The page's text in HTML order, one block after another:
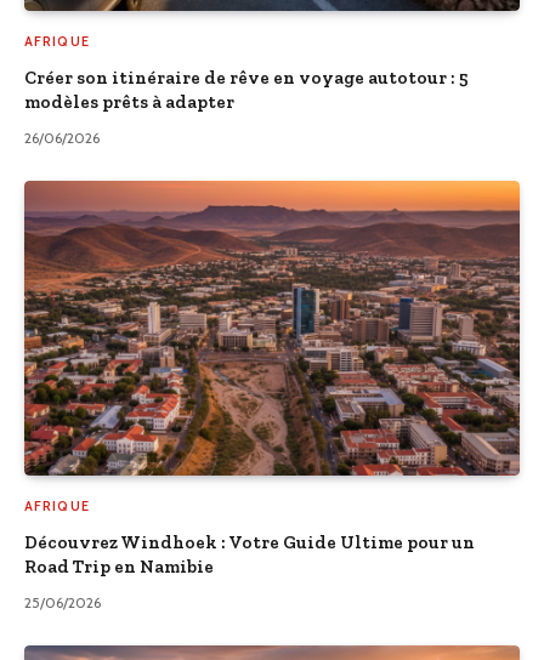
AFRIQUE
Créer son itinéraire de rêve en voyage autotour : 5
modèles prêts à adapter
26/06/2026
AFRIQUE
Découvrez Windhoek : Votre Guide Ultime pour un
Road Trip en Namibie
25/06/2026